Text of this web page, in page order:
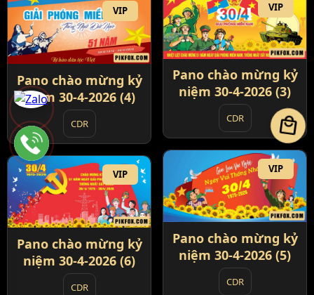
VIP
Pano chào mừng kỷ
niệm 30-4-2026 (3)
CDR
VIP
Pano chào mừng kỷ
niệm 30-4-2026 (4)
CDR
VIP
Pano chào mừng kỷ
niệm 30-4-2026 (5)
CDR
VIP
Pano chào mừng kỷ
niệm 30-4-2026 (6)
CDR
local_mall